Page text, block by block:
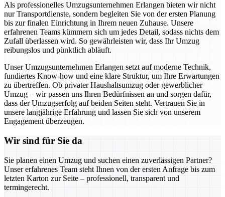
Als professionelles Umzugsunternehmen Erlangen bieten wir nicht
nur Transportdienste, sondern begleiten Sie von der ersten Planung
bis zur finalen Einrichtung in Ihrem neuen Zuhause. Unsere
erfahrenen Teams kümmern sich um jedes Detail, sodass nichts dem
Zufall überlassen wird. So gewährleisten wir, dass Ihr Umzug
reibungslos und pünktlich abläuft.
Unser Umzugsunternehmen Erlangen setzt auf moderne Technik,
fundiertes Know-how und eine klare Struktur, um Ihre Erwartungen
zu übertreffen. Ob privater Haushaltsumzug oder gewerblicher
Umzug – wir passen uns Ihren Bedürfnissen an und sorgen dafür,
dass der Umzugserfolg auf beiden Seiten steht. Vertrauen Sie in
unsere langjährige Erfahrung und lassen Sie sich von unserem
Engagement überzeugen.
Wir sind für Sie da
Sie planen einen Umzug und suchen einen zuverlässigen Partner?
Unser erfahrenes Team steht Ihnen von der ersten Anfrage bis zum
letzten Karton zur Seite – professionell, transparent und
termingerecht.